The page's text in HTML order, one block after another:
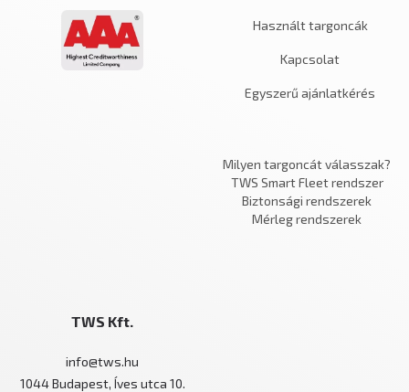
Használt targoncák
Kapcsolat
Egyszerű ajánlatkérés
Milyen targoncát válasszak?
TWS Smart Fleet rendszer
Biztonsági rendszerek
Mérleg rendszerek
TWS Kft.
info@tws.hu
1044 Budapest, Íves utca 10.